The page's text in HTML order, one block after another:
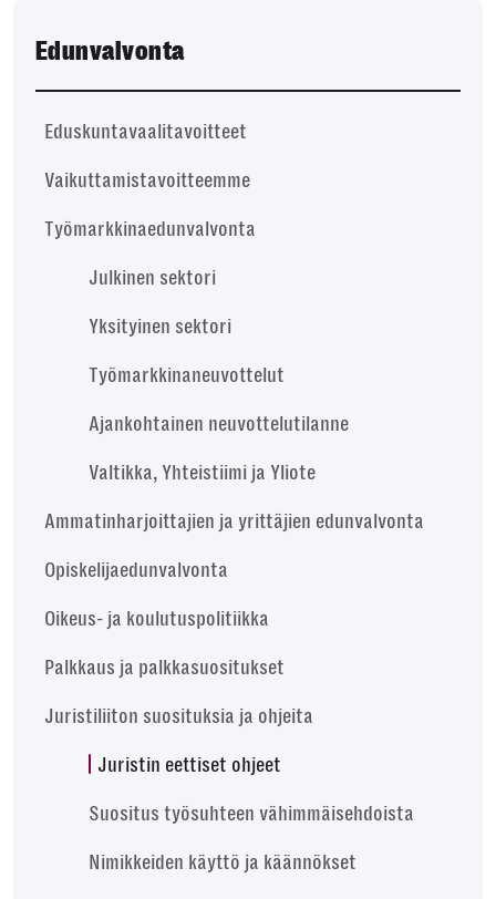
Edunvalvonta
Eduskuntavaalitavoitteet
Vaikuttamistavoitteemme
Työmarkkinaedunvalvonta
Julkinen sektori
Yksityinen sektori
Työmarkkinaneuvottelut
Ajankohtainen neuvottelutilanne
Valtikka, Yhteistiimi ja Yliote
Ammatinharjoittajien ja yrittäjien edunvalvonta
Opiskelijaedunvalvonta
Oikeus- ja koulutuspolitiikka
Palkkaus ja palkkasuositukset
Juristiliiton suosituksia ja ohjeita
Juristin eettiset ohjeet
Suositus työsuhteen vähimmäisehdoista
Nimikkeiden käyttö ja käännökset